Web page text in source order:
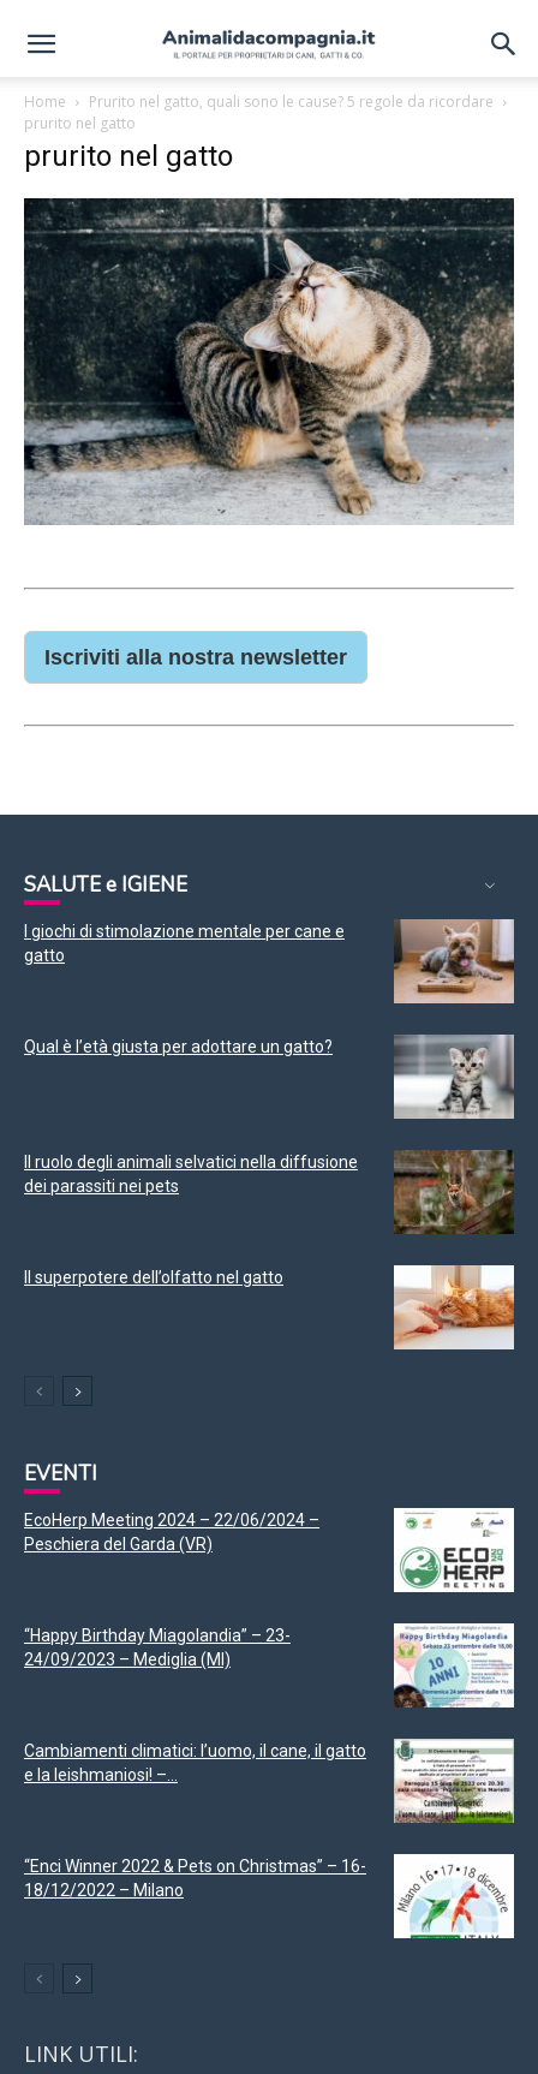
Home
Prurito nel gatto, quali sono le cause? 5 regole da ricordare
prurito nel gatto
prurito nel gatto
Iscriviti alla nostra newsletter
SALUTE e IGIENE
I giochi di stimolazione mentale per cane e
gatto
Qual è l’età giusta per adottare un gatto?
Il ruolo degli animali selvatici nella diffusione
dei parassiti nei pets
Il superpotere dell’olfatto nel gatto
EVENTI
EcoHerp Meeting 2024 – 22/06/2024 –
Peschiera del Garda (VR)
“Happy Birthday Miagolandia” – 23-
24/09/2023 – Mediglia (MI)
Cambiamenti climatici: l’uomo, il cane, il gatto
e la leishmaniosi! –...
“Enci Winner 2022 & Pets on Christmas” – 16-
18/12/2022 – Milano
LINK UTILI: